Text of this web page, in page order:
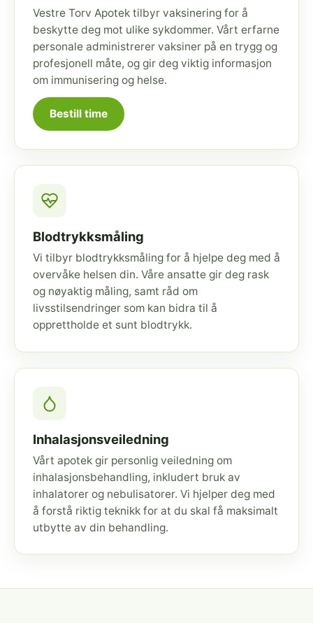
Vestre Torv Apotek tilbyr vaksinering for å
beskytte deg mot ulike sykdommer. Vårt erfarne
personale administrerer vaksiner på en trygg og
profesjonell måte, og gir deg viktig informasjon
om immunisering og helse.
Bestill time
Blodtrykksmåling
Vi tilbyr blodtrykksmåling for å hjelpe deg med å
overvåke helsen din. Våre ansatte gir deg rask
og nøyaktig måling, samt råd om
livsstilsendringer som kan bidra til å
opprettholde et sunt blodtrykk.
Inhalasjonsveiledning
Vårt apotek gir personlig veiledning om
inhalasjonsbehandling, inkludert bruk av
inhalatorer og nebulisatorer. Vi hjelper deg med
å forstå riktig teknikk for at du skal få maksimalt
utbytte av din behandling.